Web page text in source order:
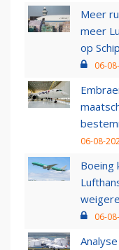
Meer
meer
op
06-
06-08-
Boeing
06-